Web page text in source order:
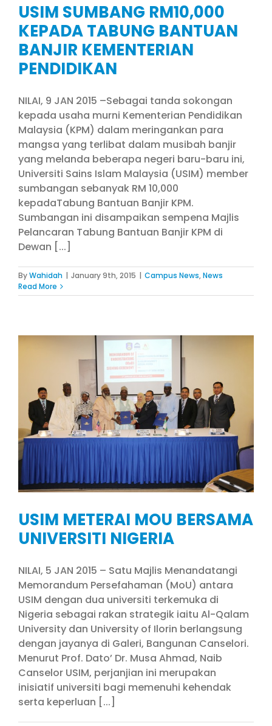
USIM SUMBANG RM10,000
KEPADA TABUNG BANTUAN
BANJIR KEMENTERIAN
PENDIDIKAN
NILAI, 9 JAN 2015 –Sebagai tanda sokongan
kepada usaha murni Kementerian Pendidikan
Malaysia (KPM) dalam meringankan para
mangsa yang terlibat dalam musibah banjir
yang melanda beberapa negeri baru-baru ini,
Universiti Sains Islam Malaysia (USIM) member
sumbangan sebanyak RM 10,000
kepadaTabung Bantuan Banjir KPM.
Sumbangan ini disampaikan sempena Majlis
Pelancaran Tabung Bantuan Banjir KPM di
Dewan [...]
ByWahidah | January 9th, 2015 | Campus News,News
Read More
USIM METERAI MOU BERSAMA
UNIVERSITI NIGERIA
NILAI, 5 JAN 2015 – Satu Majlis Menandatangi
Memorandum Persefahaman (MoU) antara
USIM dengan dua universiti terkemuka di
Nigeria sebagai rakan strategik iaitu Al-Qalam
University dan University of Ilorin berlangsung
dengan jayanya di Galeri, Bangunan Canselori.
Menurut Prof. Dato’ Dr. Musa Ahmad, Naib
Canselor USIM, perjanjian ini merupakan
inisiatif universiti bagi memenuhi kehendak
serta keperluan [...]